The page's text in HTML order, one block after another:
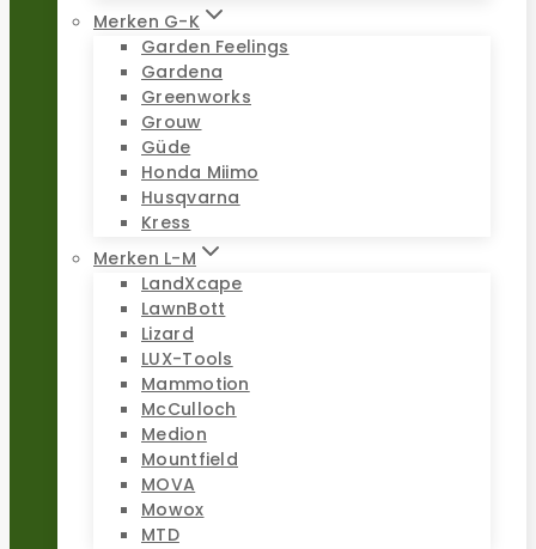
Merken G-K
Garden Feelings
Gardena
Greenworks
Grouw
Güde
Honda Miimo
Husqvarna
Kress
Merken L-M
LandXcape
LawnBott
Lizard
LUX-Tools
Mammotion
McCulloch
Medion
Mountfield
MOVA
Mowox
MTD